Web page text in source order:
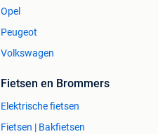
Opel
Peugeot
Volkswagen
Fietsen en Brommers
Elektrische fietsen
Fietsen | Bakfietsen